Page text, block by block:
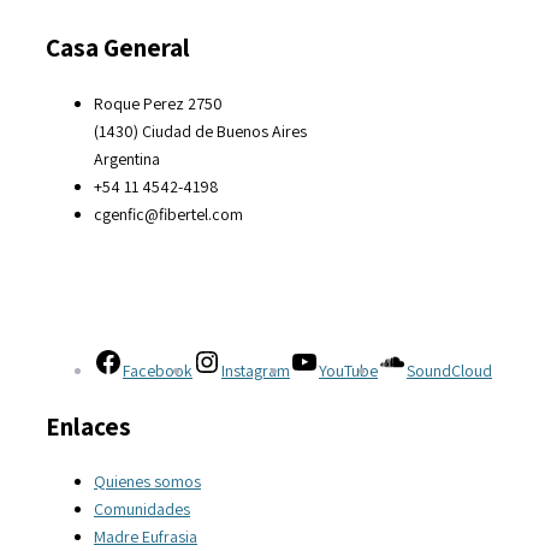
Casa General
Roque Perez 2750
(1430) Ciudad de Buenos Aires
Argentina
+54 11 4542-4198
cgenfic@fibertel.com
Facebook Instagram YouTube SoundCloud
Enlaces
Quienes somos
Comunidades
Madre Eufrasia